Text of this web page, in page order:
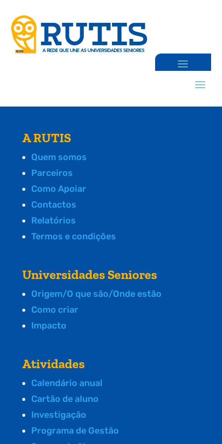
A RUTIS
Quem somos
Parceiros
Como Apoiar
Contactos
Relatórios
Termos e condições
Universidades Seniores
Origem/O que são/Onde estão
Como criar
Impacto
Atividades
Calendário anual
Cartão de aluno
Investigação
Programa de Gestão